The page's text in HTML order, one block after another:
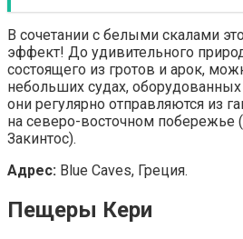
В сочетании с белыми скалами
эффект! До удивительного
состоящего из гротов и арок,
небольших судах,
они регулярно отправляются из
на северо-восточном побережье
Закинтос).
Адрес: Blue Caves, Греция.
Пещеры Кери